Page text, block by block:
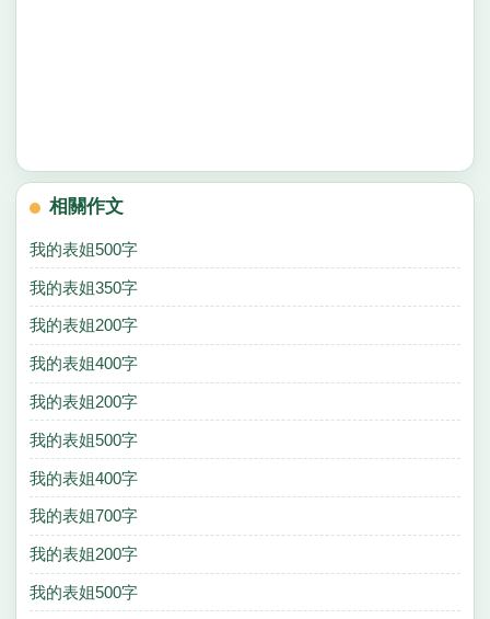
相關作文
我的表姐500字
我的表姐350字
我的表姐200字
我的表姐400字
我的表姐200字
我的表姐500字
我的表姐400字
我的表姐700字
我的表姐200字
我的表姐500字